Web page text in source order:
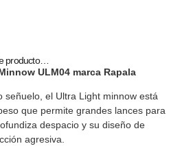
producto…
ULM04 marca Rapala
señuelo, el Ultra Light minnow está
que permite grandes lances para
despacio y su diseño de
agresiva.